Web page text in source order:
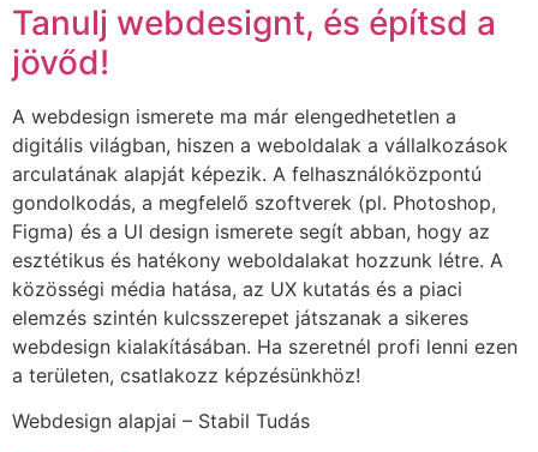
Tanulj webdesignt, és építsd a
jövőd!
A webdesign ismerete ma már elengedhetetlen a
digitális világban, hiszen a weboldalak a vállalkozások
arculatának alapját képezik. A felhasználóközpontú
gondolkodás, a megfelelő szoftverek (pl. Photoshop,
Figma) és a UI design ismerete segít abban, hogy az
esztétikus és hatékony weboldalakat hozzunk létre. A
közösségi média hatása, az UX kutatás és a piaci
elemzés szintén kulcsszerepet játszanak a sikeres
webdesign kialakításában. Ha szeretnél profi lenni ezen
a területen, csatlakozz képzésünkhöz!
Webdesign alapjai – Stabil Tudás